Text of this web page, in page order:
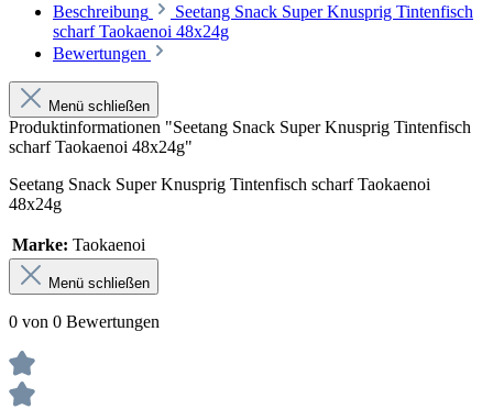
Beschreibung
Seetang Snack Super Knusprig Tintenfisch
scharf Taokaenoi 48x24g
Bewertungen
Menü schließen
Produktinformationen "Seetang Snack Super Knusprig Tintenfisch
scharf Taokaenoi 48x24g"
Seetang Snack Super Knusprig Tintenfisch scharf Taokaenoi
48x24g
Marke: Taokaenoi
Menü schließen
0 von 0 Bewertungen